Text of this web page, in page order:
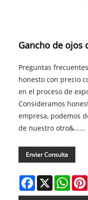
Gancho de ojos
Preguntas
honesto con precio
en el proceso de
Consideramos
empresa, podemos
de nuestro otro&......
Enviar Consulta
Facebook
X